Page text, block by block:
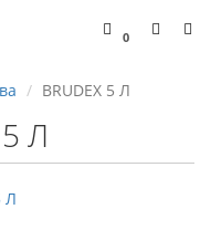
0
BRUDEX 5 Л
Л